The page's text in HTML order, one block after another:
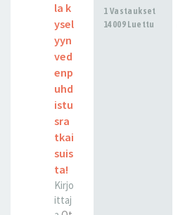
la k
ysel
yyn
ved
enp
uhd
istu
sra
tkai
suis
ta!
Kirjo
ittaj
1 Vastaukset
14009 Luettu